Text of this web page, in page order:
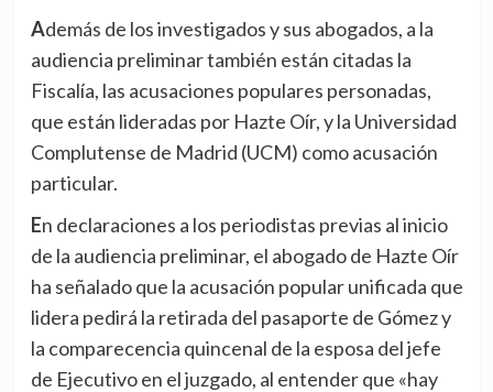
Además de los investigados y sus abogados, a la
audiencia preliminar también están citadas la
Fiscalía, las acusaciones populares personadas,
que están lideradas por Hazte Oír, y la Universidad
Complutense de Madrid (UCM) como acusación
particular.
En declaraciones a los periodistas previas al inicio
de la audiencia preliminar, el abogado de Hazte Oír
ha señalado que la acusación popular unificada que
lidera pedirá la retirada del pasaporte de Gómez y
la comparecencia quincenal de la esposa del jefe
de Ejecutivo en el juzgado, al entender que «hay